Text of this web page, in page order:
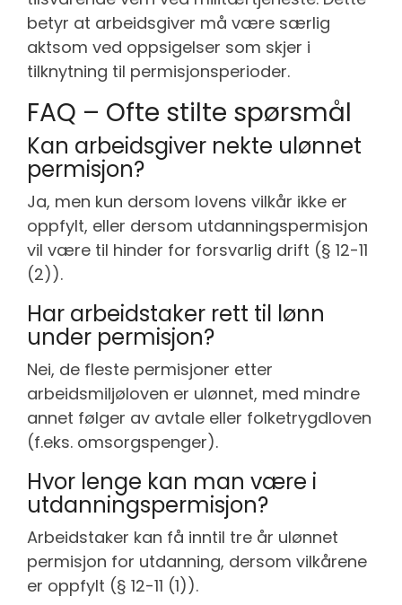
betyr at arbeidsgiver må være særlig
aktsom ved oppsigelser som skjer i
tilknytning til permisjonsperioder.
FAQ – Ofte stilte spørsmål
Kan arbeidsgiver nekte ulønnet
permisjon?
Ja, men kun dersom lovens vilkår ikke er
oppfylt, eller dersom utdanningspermisjon
vil være til hinder for forsvarlig drift (§ 12-11
(2)).
Har arbeidstaker rett til lønn
under permisjon?
Nei, de fleste permisjoner etter
arbeidsmiljøloven er ulønnet, med mindre
annet følger av avtale eller folketrygdloven
(f.eks. omsorgspenger).
Hvor lenge kan man være i
utdanningspermisjon?
Arbeidstaker kan få inntil tre år ulønnet
permisjon for utdanning, dersom vilkårene
er oppfylt (§ 12-11 (1)).